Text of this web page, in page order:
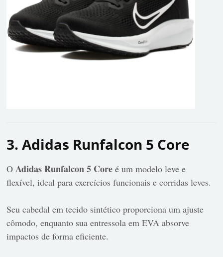
3. Adidas Runfalcon 5 Core
O Adidas Runfalcon 5 Core é um modelo leve e
flexível, ideal para exercícios funcionais e corridas leves.
Seu cabedal em tecido sintético proporciona um ajuste
cômodo, enquanto sua entressola em EVA absorve
impactos de forma eficiente.